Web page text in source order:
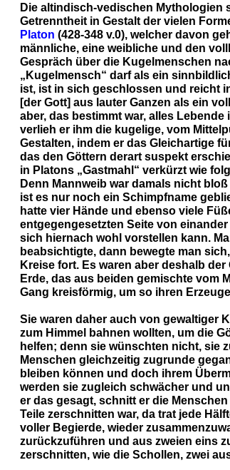
Die altindisch-vedischen Mythologien
Getrenntheit in Gestalt der vielen
Platon (428-348 v.0), welcher davon
männliche, eine weibliche und den
Gespräch über die Kugelmenschen
„Kugelmensch“ darf als ein
ist, ist in sich geschlossen und reicht
[der Gott] aus lauter Ganzen als ein
aber, das bestimmt war, alles
verlieh er ihm die kugelige, vom
Gestalten, indem er das Gleichartige
das den Göttern derart suspekt
in Platons „Gastmahl“ verkürzt wie
Denn Mannweib war damals nicht
ist es nur noch ein Schimpfname
hatte vier Hände und ebenso viele
entgegengesetzten Seite von
sich hiernach wohl vorstellen kann.
beabsichtigte, dann bewegte man
Kreise fort. Es waren aber deshalb
Erde, das aus beiden gemischte vom
Gang kreisförmig, um so ihren
Sie waren daher auch von gewaltiger
zum Himmel bahnen wollten, um die
helfen; denn sie wünschten nicht, sie
Menschen gleichzeitig zugrunde
bleiben können und doch ihrem
werden sie zugleich schwächer und
er das gesagt, schnitt er die
Teile zerschnitten war, da trat jede
voller Begierde, wieder
zurückzuführen und aus zweien eins
zerschnitten, wie die Schollen, zwei